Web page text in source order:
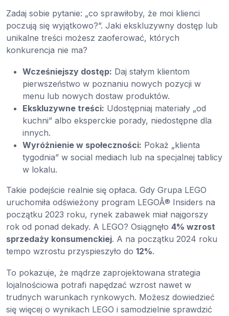
Zadaj sobie pytanie: „co sprawiłoby, że moi klienci
poczują się wyjątkowo?”. Jaki ekskluzywny dostęp lub
unikalne treści możesz zaoferować, których
konkurencja nie ma?
Wcześniejszy dostęp: Daj stałym klientom
pierwszeństwo w poznaniu nowych pozycji w
menu lub nowych dostaw produktów.
Ekskluzywne treści: Udostępniaj materiały „od
kuchni” albo eksperckie porady, niedostępne dla
innych.
Wyróżnienie w społeczności: Pokaż „klienta
tygodnia” w social mediach lub na specjalnej tablicy
w lokalu.
Takie podejście realnie się opłaca. Gdy Grupa LEGO
uruchomiła odświeżony program LEGOÂ® Insiders na
początku 2023 roku, rynek zabawek miał najgorszy
rok od ponad dekady. A LEGO? Osiągnęło 4% wzrost
sprzedaży konsumenckiej. A na początku 2024 roku
tempo wzrostu przyspieszyło do 12%.
To pokazuje, że mądrze zaprojektowana strategia
lojalnościowa potrafi napędzać wzrost nawet w
trudnych warunkach rynkowych. Możesz dowiedzieć
się więcej o wynikach LEGO i samodzielnie sprawdzić